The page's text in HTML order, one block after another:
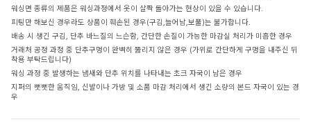
워싱면 종류의 제품은 워싱과정에서 옷이 살짝 돌아가는 현상이 있을 수 있습니다.
피팅만 해보신 경우라도 상품이 훼손된 경우(구김,늘어남,보풀)는 불가합니다.
배송 시 생긴 구김, 단추 바느질의 느슨함, 간단한 손질이 가능한 마감실 처리가 미흡한 경우
거래처 공정 과정 중 단추구멍이 완벽히 뚫리지 않은 경우 (가위로 간단하게 구멍을 내주신 뒤
착용 부탁드립니다)
워싱 과정 중 발생하는 냄새와 단추 위치를 나타내는 초크 자국이 남은 경우
지퍼의 뻣뻣한 움직임, 신발이나 가방 및 소품 마감 처리에서 생긴 소량의 본드 자국이 있는 경
우